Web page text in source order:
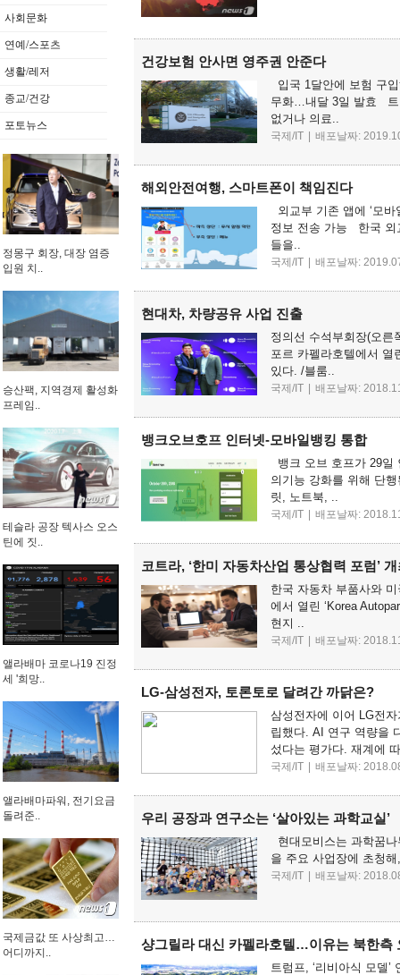
사회문화
연예/스포츠
생활/레저
종교/건강
포토뉴스
건강보험 안사면 영주권 안준다
입국 1달안에 보험 구
무화…내달 3일 발효 트
없거나 의료..
국제/IT 배포날짜:
해외안전여행, 스마트폰이 책임진다
외교부 기존 앱에 ‘모
정보 전송 가능 한국 외
들을..
국제/IT 배포날짜:
현대차, 차량공유 사업 진출
정의선 수석부회장(오른
포르 카펠라호텔에서 열
있다. /블룸..
국제/IT 배포날짜:
뱅크오브호프 인터넷-모바일뱅킹 통합
뱅크 오브 호프가 29일
의기능 강화를 위해 단
릿, 노트북, ..
국제/IT 배포날짜:
코트라, ‘한미 자동차산업 통상협력 포럼’
한국 자동차 부품사와
에서 열린 ‘Korea
현지 ..
국제/IT 배포날짜:
LG-삼성전자, 토론토로 달려간 까닭은?
삼성전자에 이어 LG전
립했다. AI 연구 역량을
섰다는 평가다. 재계에
국제/IT 배포날짜:
우리 공장과 연구소는 ‘살아있는 과학교실’
현대모비스는 과학꿈나
을 주요 사업장에 초청
국제/IT 배포날짜:
샹그릴라 대신 카펠라호텔…이유는 북한측
트럼프, ‘리비아식 모델
정몽구 회장, 대장 염증
입원 치..
승산팩, 지역경제 활성화
프레임..
테슬라 공장 텍사스 오스
틴에 짓..
앨라배마 코로나19 진정
세 '희망..
앨라배마파워, 전기요금
돌려준..
국제금값 또 사상최고…
어디까지..